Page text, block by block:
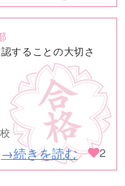
することの大切さ
→続きを読む 2